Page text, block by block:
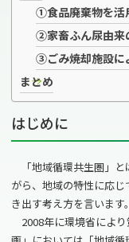
①食品廃棄物を活
②家畜ふん尿由来
③ごみ焼却施設に
まとめ
はじめに
「地域循環共生圏」と
がら、地域の特性に応
き出す考え方を言います。
2008年に環境省によ